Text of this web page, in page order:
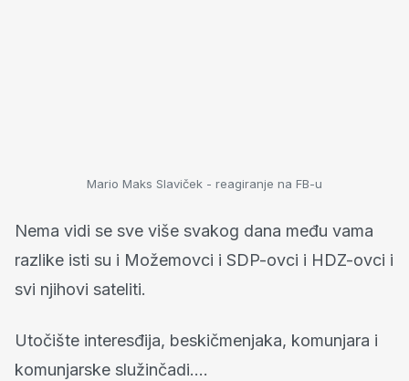
Mario Maks Slaviček - reagiranje na FB-u
Nema vidi se sve više svakog dana među vama
razlike isti su i Možemovci i SDP-ovci i HDZ-ovci i
svi njihovi sateliti.
Utočište interesđija, beskičmenjaka, komunjara i
komunjarske služinčadi....